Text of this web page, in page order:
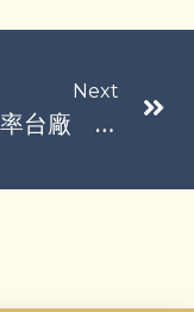
Next
紡拓會率台廠 時尚之都秀環保紡織品